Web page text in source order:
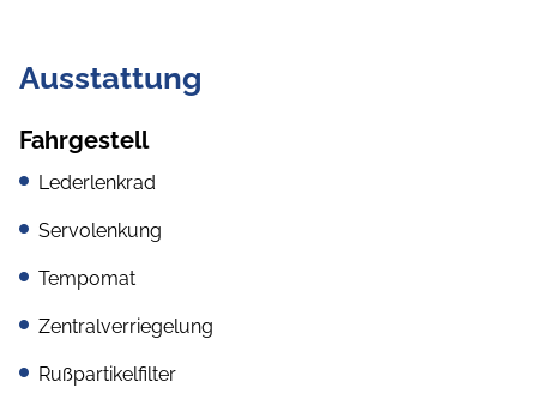
Ausstattung
Fahrgestell
Lederlenkrad
Servolenkung
Tempomat
Zentralverriegelung
Rußpartikelfilter